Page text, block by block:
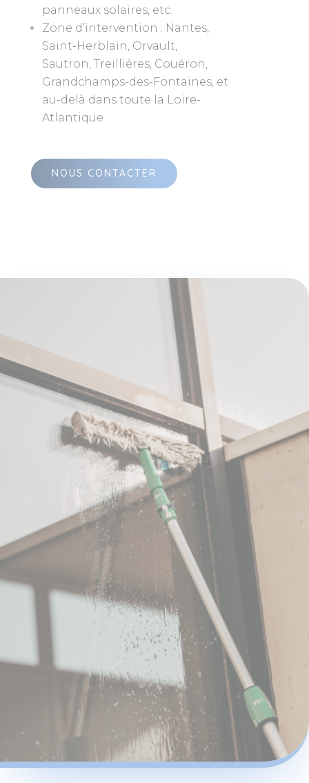
panneaux solaires, etc.
Zone d’intervention : Nantes,
Saint-Herblain, Orvault,
Sautron, Treillières, Couëron,
Grandchamps-des-Fontaines, et
au-delà dans toute la Loire-
Atlantique
NOUS CONTACTER